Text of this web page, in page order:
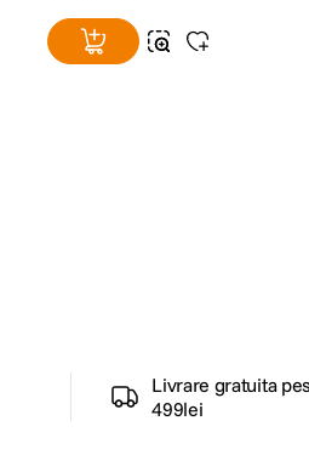
Livrare gratuita
499lei